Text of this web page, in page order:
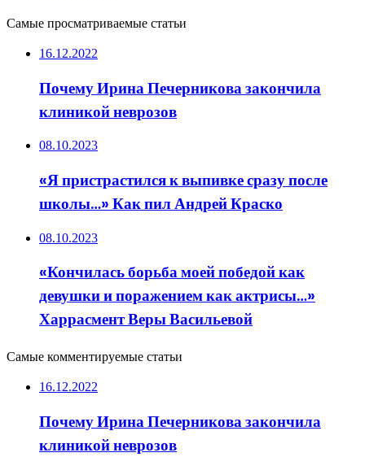
Самые просматриваемые статьи
16.12.2022
Почему Ирина Печерникова закончила
клиникой неврозов
08.10.2023
«Я пристрастился к выпивке сразу после
школы…» Как пил Андрей Краско
08.10.2023
«Кончилась борьба моей победой как
девушки и поражением как актрисы…»
Харрасмент Веры Васильевой
Самые комментируемые статьи
16.12.2022
Почему Ирина Печерникова закончила
клиникой неврозов